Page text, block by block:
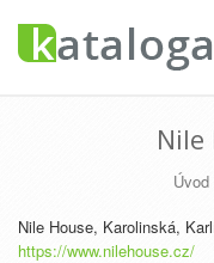
Nile
Úvod
Nile House, Karolinská,
https://www.nilehouse.cz/